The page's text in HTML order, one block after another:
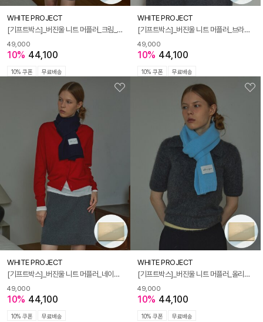
WHITE PROJECT
[기프트박스]_버진울 니트 머플러_크림_남녀공용
49,000
10% 44,100
10% 쿠폰 무료배송
WHITE PROJECT
[기프트박스]_버진울 니트 머플러_브라운_남녀공용
49,000
10% 44,100
10% 쿠폰 무료배송
WHITE PROJECT
[기프트박스]_버진울 니트 머플러_네이비_남녀공용
49,000
10% 44,100
10% 쿠폰 무료배송
WHITE PROJECT
[기프트박스]_버진울 니트 머플러_올리브_남녀공용
49,000
10% 44,100
10% 쿠폰 무료배송